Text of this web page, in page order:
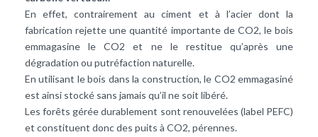
En effet, contrairement au ciment et à l’acier dont la
fabrication rejette une quantité importante de CO2, le bois
emmagasine le CO2 et ne le restitue qu’après une
dégradation ou putréfaction naturelle.
En utilisant le bois dans la construction, le CO2 emmagasiné
est ainsi stocké sans jamais qu’il ne soit libéré.
Les forêts gérée durablement sont renouvelées (label PEFC)
et constituent donc des puits à CO2, pérennes.